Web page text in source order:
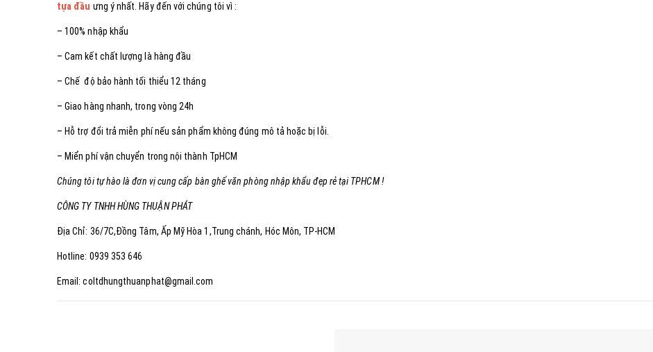
tựa đầu ưng ý nhất. Hãy đến với chúng tôi vì :
– 100% nhập khẩu
– Cam kết chất lượng là hàng đầu
– Chế độ bảo hành tối thiểu 12 tháng
– Giao hàng nhanh, trong vòng 24h
– Hỗ trợ đổi trả miễn phí nếu sản phẩm không đúng mô tả hoặc bị lỗi.
– Miển phí vận chuyển trong nội thành TpHCM
Chúng tôi tự hào là đơn vị cung cấp bàn ghế văn phòng nhập khẩu đẹp rẻ tại TPHCM !
CÔNG TY TNHH HÙNG THUẬN PHÁT
Địa Chỉ: 36/7C,Đồng Tâm, Ấp Mỹ Hòa 1,Trung chánh, Hóc Môn, TP-HCM
Hotline: 0939 353 646
Email: coltdhungthuanphat@gmail.com